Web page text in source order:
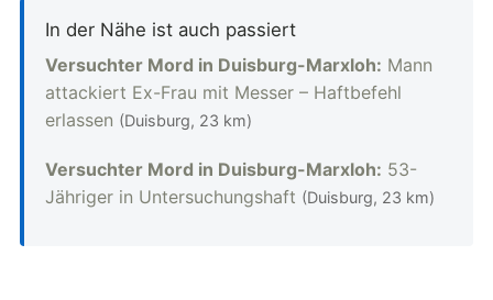
In der Nähe ist auch passiert
Versuchter Mord in Duisburg-Marxloh: Mann
attackiert Ex-Frau mit Messer – Haftbefehl
erlassen (Duisburg, 23 km)
Versuchter Mord in Duisburg-Marxloh: 53-
Jähriger in Untersuchungshaft (Duisburg, 23 km)